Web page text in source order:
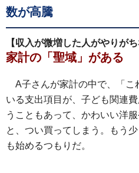
数が高騰
【収入が微増した人がやりが
家計の「聖域」がある
A子さんが家計の中で、「こ
いる支出項目が、子ども関連
うこともあって、かわいい洋
と、つい買ってしまう。もう
も始めるつもりだ。